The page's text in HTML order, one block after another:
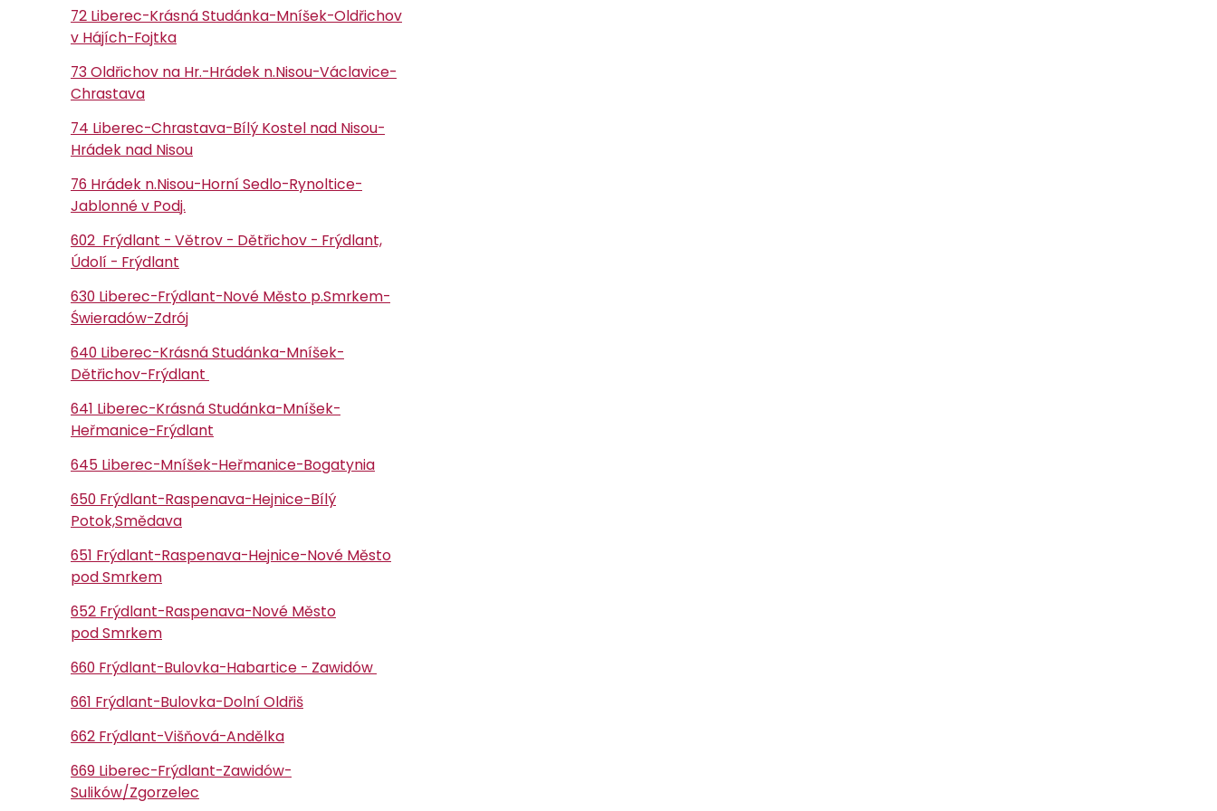
72 Liberec-Krásná Studánka-Mníšek-Oldřichov
v Hájích-Fojtka
73 Oldřichov na Hr.-Hrádek n.Nisou-Václavice-
Chrastava
74 Liberec-Chrastava-Bílý Kostel nad Nisou-
Hrádek nad Nisou
76 Hrádek n.Nisou-Horní Sedlo-Rynoltice-
Jablonné v Podj.
602 Frýdlant - Větrov - Dětřichov - Frýdlant,
Údolí - Frýdlant
630 Liberec-Frýdlant-Nové Město p.Smrkem-
Świeradów-Zdrój
640 Liberec-Krásná Studánka-Mníšek-
Dětřichov-Frýdlant
641 Liberec-Krásná Studánka-Mníšek-
Heřmanice-Frýdlant
645 Liberec-Mníšek-Heřmanice-Bogatynia
650 Frýdlant-Raspenava-Hejnice-Bílý
Potok,Smědava
651 Frýdlant-Raspenava-Hejnice-Nové Město
pod Smrkem
652 Frýdlant-Raspenava-Nové Město
pod Smrkem
660 Frýdlant-Bulovka-Habartice - Zawidów
661 Frýdlant-Bulovka-Dolní Oldřiš
662 Frýdlant-Višňová-Andělka
669 Liberec-Frýdlant-Zawidów-
Sulików/Zgorzelec